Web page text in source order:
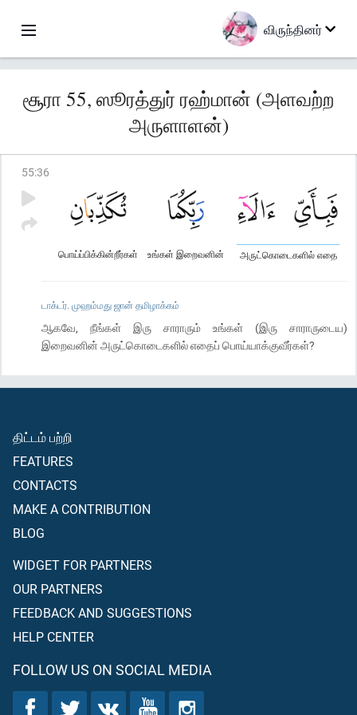
விருந்தினர்
சூரா 55, ஸூரத்துர் ரஹ்மான் (அளவற்ற
அருளாளன்)
55:36
அருட்கொடைகளில் எதை
உங்கள் இறைவனின்
பொய்ப்பிக்கின்றீர்கள்
டாக்டர். முஹம்மது ஜான் தமிழாக்கம்
ஆகவே, நீங்கள் இரு சாராரும் உங்கள் (இரு சாராருடைய)
இறைவனின் அருட்கொடைகளில் எதைப் பொய்யாக்குவீர்கள்?
திட்டம் பற்றி
FEATURES
CONTACTS
MAKE A CONTRIBUTION
BLOG
WIDGET FOR PARTNERS
OUR PARTNERS
FEEDBACK AND SUGGESTIONS
HELP CENTER
FOLLOW US ON SOCIAL MEDIA